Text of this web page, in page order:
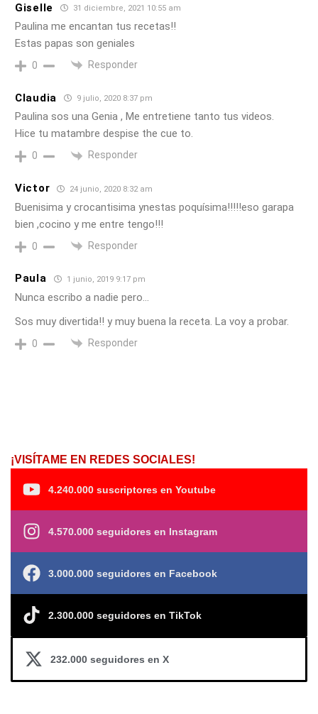
Giselle 31 diciembre, 2021 10:55 am
Paulina me encantan tus recetas!!
Estas papas son geniales
0 Responder
Claudia 9 julio, 2020 8:37 pm
Paulina sos una Genia , Me entretiene tanto tus videos.
Hice tu matambre despise the cue to.
0 Responder
Victor 24 junio, 2020 8:32 am
Buenisima y crocantisima ynestas poquísima!!!!!eso garapa
bien ,cocino y me entre tengo!!!
0 Responder
Paula 1 junio, 2019 9:17 pm
Nunca escribo a nadie pero…
Sos muy divertida!! y muy buena la receta. La voy a probar.
0 Responder
¡VISÍTAME EN REDES SOCIALES!
4.240.000 suscriptores en Youtube
4.570.000 seguidores en Instagram
3.000.000 seguidores en Facebook
2.300.000 seguidores en TikTok
232.000 seguidores en X